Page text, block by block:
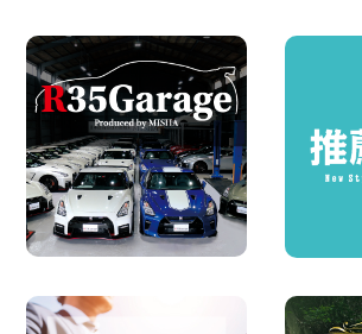
坂出川津店
【カーシェアのレンタカ
した!】 岐阜県 各務原那
100円